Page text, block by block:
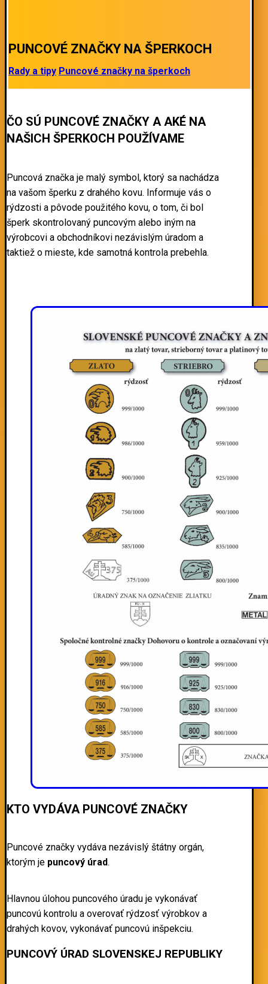
PUNCOVÉ ZNAČKY NA ŠPERKOCH
Rady a tipy Puncové značky na šperkoch
ČO SÚ PUNCOVÉ ZNAČKY A AKÉ NA
NAŠICH ŠPERKOCH POUŽÍVAME
Puncová značka je malý symbol, ktorý sa nachádza
na vašom šperku z drahého kovu. Informuje vás o
rýdzosti a pôvode použitého kovu, o tom, či bol
šperk skontrolovaný puncovým alebo iným na
výrobcovi a obchodníkovi nezávislým úradom a
taktiež o mieste, kde samotná kontrola prebehla.
KTO VYDÁVA PUNCOVÉ ZNAČKY
Puncové značky vydáva nezávislý štátny orgán,
ktorým je puncový úrad.
Hlavnou úlohou puncového úradu je vykonávať
puncovú kontrolu a overovať rýdzosť výrobkov a
drahých kovov, vykonávať puncovú inšpekciu.
PUNCOVÝ ÚRAD SLOVENSKEJ REPUBLIKY